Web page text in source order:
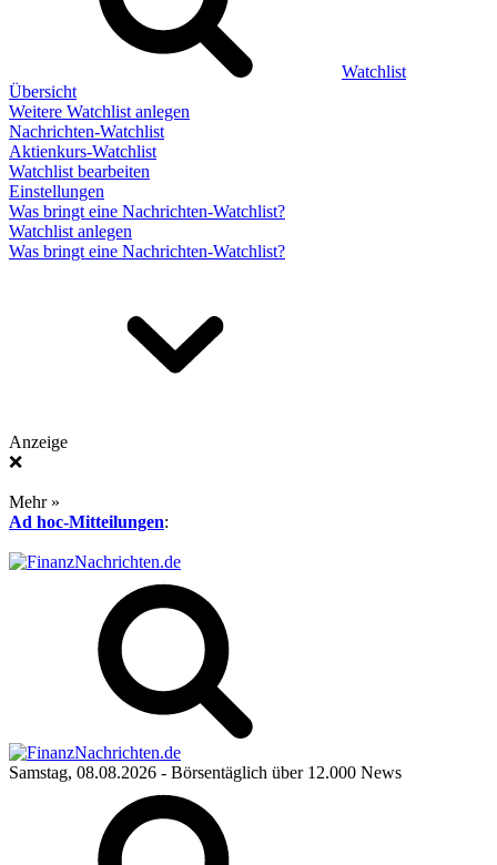
Watchlist
Übersicht
Weitere Watchlist anlegen
Nachrichten-Watchlist
Aktienkurs-Watchlist
Watchlist bearbeiten
Einstellungen
Was bringt eine Nachrichten-Watchlist?
Watchlist anlegen
Was bringt eine Nachrichten-Watchlist?
Anzeige
❌
Mehr »
Ad hoc-Mitteilungen:
Samstag, 08.08.2026 - Börsentäglich über 12.000 News